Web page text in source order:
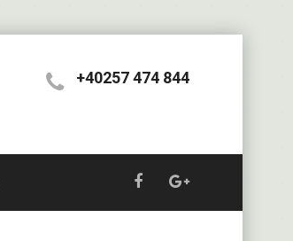
+40257 474 844